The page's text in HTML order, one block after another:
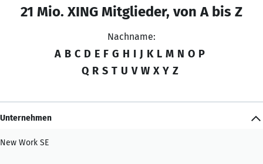
21 Mio. XING Mitglieder, von A bis Z
Nachname:
A B C D E F G H I J K L M N O P
Q R S T U V W X Y Z
Unternehmen
New Work SE